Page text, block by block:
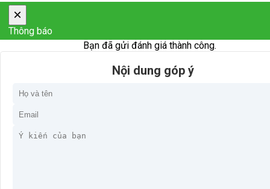
×
Thông báo
Bạn đã gửi đánh giá thành công.
Nội dung góp ý